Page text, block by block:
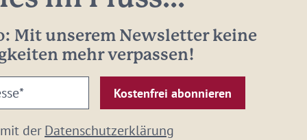
Mit unserem Newsletter keine
mehr verpassen!
derDatenschutzerklärung